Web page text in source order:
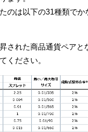
のは以下の31種類でか
された商品通貨ペアと
ください。